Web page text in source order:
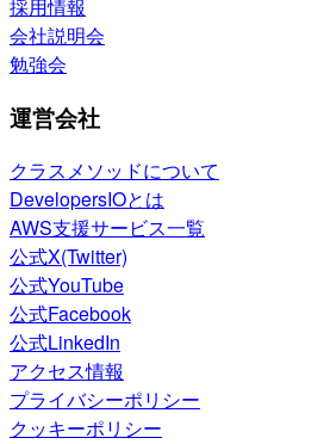
採用情報
会社説明会
勉強会
運営会社
クラスメソッドについて
DevelopersIOとは
AWS支援サービス一覧
公式X(Twitter)
公式YouTube
公式Facebook
公式LinkedIn
アクセス情報
プライバシーポリシー
クッキーポリシー